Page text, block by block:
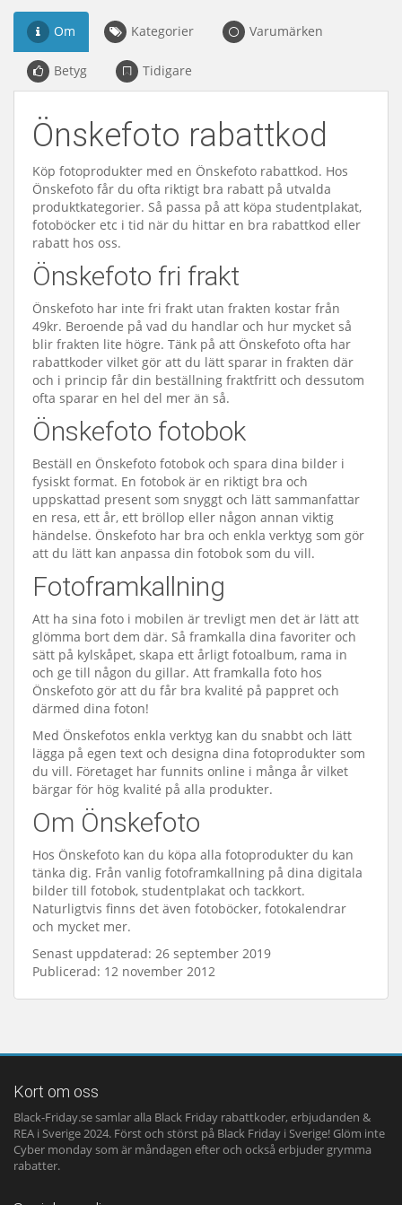
Om Kategorier Varumärken
Betyg Tidigare
Önskefoto rabattkod
Köp fotoprodukter med en Önskefoto rabattkod. Hos
Önskefoto får du ofta riktigt bra rabatt på utvalda
produktkategorier. Så passa på att köpa studentplakat,
fotoböcker etc i tid när du hittar en bra rabattkod eller
rabatt hos oss.
Önskefoto fri frakt
Önskefoto har inte fri frakt utan frakten kostar från
49kr. Beroende på vad du handlar och hur mycket så
blir frakten lite högre. Tänk på att Önskefoto ofta har
rabattkoder vilket gör att du lätt sparar in frakten där
och i princip får din beställning fraktfritt och dessutom
ofta sparar en hel del mer än så.
Önskefoto fotobok
Beställ en Önskefoto fotobok och spara dina bilder i
fysiskt format. En fotobok är en riktigt bra och
uppskattad present som snyggt och lätt sammanfattar
en resa, ett år, ett bröllop eller någon annan viktig
händelse. Önskefoto har bra och enkla verktyg som gör
att du lätt kan anpassa din fotobok som du vill.
Fotoframkallning
Att ha sina foto i mobilen är trevligt men det är lätt att
glömma bort dem där. Så framkalla dina favoriter och
sätt på kylskåpet, skapa ett årligt fotoalbum, rama in
och ge till någon du gillar. Att framkalla foto hos
Önskefoto gör att du får bra kvalité på pappret och
därmed dina foton!
Med Önskefotos enkla verktyg kan du snabbt och lätt
lägga på egen text och designa dina fotoprodukter som
du vill. Företaget har funnits online i många år vilket
bärgar för hög kvalité på alla produkter.
Om Önskefoto
Hos Önskefoto kan du köpa alla fotoprodukter du kan
tänka dig. Från vanlig fotoframkallning på dina digitala
bilder till fotobok, studentplakat och tackkort.
Naturligtvis finns det även fotoböcker, fotokalendrar
och mycket mer.
Senast uppdaterad: 26 september 2019
Publicerad: 12 november 2012
Kort om oss
Black-Friday.se samlar alla Black Friday rabattkoder, erbjudanden &
REA i Sverige 2024. Först och störst på Black Friday i Sverige! Glöm inte
Cyber monday som är måndagen efter och också erbjuder grymma
rabatter.